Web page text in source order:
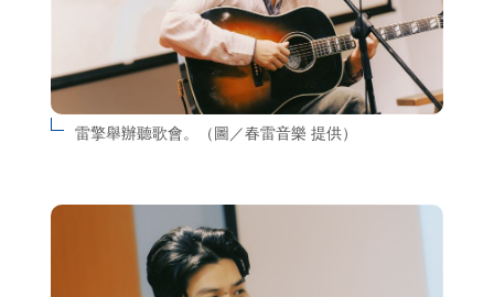
雷擎舉辦聽歌會。（圖／春雷音樂 提供）